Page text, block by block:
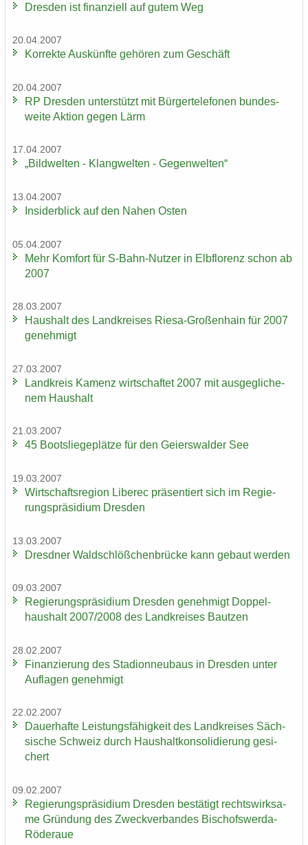
Dres­den ist fi­nan­zi­ell auf gutem Weg
20.04.2007
Kor­rek­te Aus­künf­te ge­hö­ren zum Ge­schäft
20.04.2007
RP Dres­den un­ter­stützt mit Bür­ger­te­le­fo­nen bun­des­
wei­te Ak­ti­on gegen Lärm
17.04.2007
„Bild­wel­ten - Klang­wel­ten - Ge­gen­wel­ten“
13.04.2007
In­si­der­blick auf den Nahen Osten
05.04.2007
Mehr Kom­fort für S-​Bahn-Nutzer in Elb­flo­renz schon ab
2007
28.03.2007
Haus­halt des Land­krei­ses Riesa-​Großenhain für 2007
ge­neh­migt
27.03.2007
Land­kreis Ka­menz wirt­schaf­tet 2007 mit aus­ge­gli­che­
nem Haus­halt
21.03.2007
45 Boots­lie­ge­plät­ze für den Gei­ers­wal­der See
19.03.2007
Wirt­schafts­re­gi­on Li­be­rec prä­sen­tiert sich im Re­gie­
rungs­prä­si­di­um Dres­den
13.03.2007
Dresd­ner Wald­schlöß­chen­brü­cke kann ge­baut wer­den
09.03.2007
Re­gie­rungs­prä­si­di­um Dres­den ge­neh­migt Dop­pel­
haus­halt 2007/2008 des Land­krei­ses Baut­zen
28.02.2007
Fi­nan­zie­rung des Sta­di­on­neu­baus in Dres­den unter
Auf­la­gen ge­neh­migt
22.02.2007
Dau­er­haf­te Leis­tungs­fä­hig­keit des Land­krei­ses Säch­
si­sche Schweiz durch Haus­halt­kon­so­li­die­rung ge­si­
chert
09.02.2007
Re­gie­rungs­prä­si­di­um Dres­den be­stä­tigt rechts­wirk­sa­
me Grün­dung des Zweck­ver­ban­des Bischofswerda-​
Röderaue